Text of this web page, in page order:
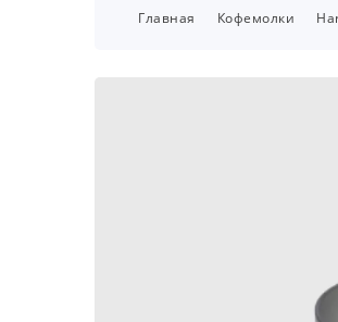
Главная Кофемолки